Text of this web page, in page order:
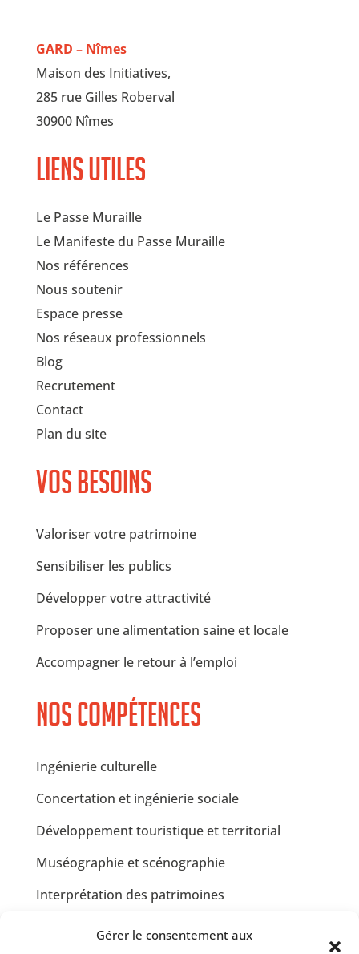
Gérer le consentement aux
GARD – Nîmes
Maison des Initiatives,
285 rue Gilles Roberval
30900 Nîmes
Liens utiles
Le Passe Muraille
Le Manifeste du Passe Muraille
Nos références
Nous soutenir
Espace presse
Nos réseaux professionnels
Blog
Recrutement
Contact
Plan du site
Vos besoins
Valoriser votre patrimoine
Sensibiliser les publics
Développer votre attractivité
Proposer une alimentation saine et locale
Accompagner le retour à l’emploi
Nos compétences
Ingénierie culturelle
Concertation et ingénierie sociale
Développement touristique et territorial
Muséographie et scénographie
Interprétation des patrimoines
Communication et design graphique